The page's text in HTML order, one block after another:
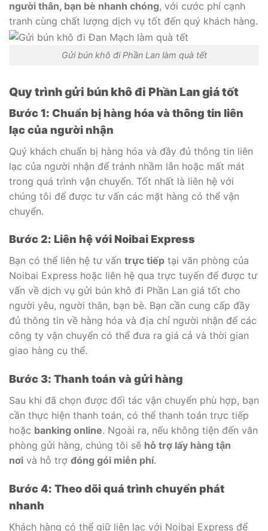
người thân, bạn bè nhanh chóng, với cước phí cạnh
tranh cùng chất lượng dịch vụ tốt đến quý khách hàng.
Gửi bún khô đi Phần Lan làm quà tết
Quy trình gửi bún khô đi Phần Lan giá tốt
Bước 1: Chuẩn bị hàng hóa và thông tin liên
lạc của người nhận
Quý khách chuẩn bị hàng hóa và đầy đủ thông tin liên
lạc của người nhận để tránh nhầm lẫn hoặc mất mát
trong quá trình vận chuyển. Tốt nhất là liên hệ với
chúng tôi để được tư vấn các mặt hàng có thể vận
chuyển.
Bước 2: Liên hệ với Noibai Express
Bạn có thể liên hệ tư vấn trực tiếp tại văn phòng của
Noibai Express hoặc liên hệ qua trực tuyến để được tư
vấn về dịch vụ gửi bún khô đi Phần Lan giá tốt cho
người yêu, người thân, bạn bè. Bạn cần cung cấp đầy
đủ thông tin về hàng hóa và địa chỉ người nhận để các
công ty vận chuyển có thể đưa ra giá cả và thời gian
giao hàng cụ thể.
Bước 3: Thanh toán và gửi hàng
Sau khi đã chọn được đối tác vận chuyển phù hợp, bạn
cần thực hiện thanh toán, có thể thanh toán trực tiếp
hoặc banking online. Ngoài ra, nếu không tiện đến văn
phòng gửi hàng, chúng tôi sẽ hỗ trợ lấy hàng tận
nơi và hỗ trợ đóng gói miễn phí.
Bước 4: Theo dõi quá trình chuyển phát
nhanh
Khách hàng có thể giữ liên lạc với Noibai Express để